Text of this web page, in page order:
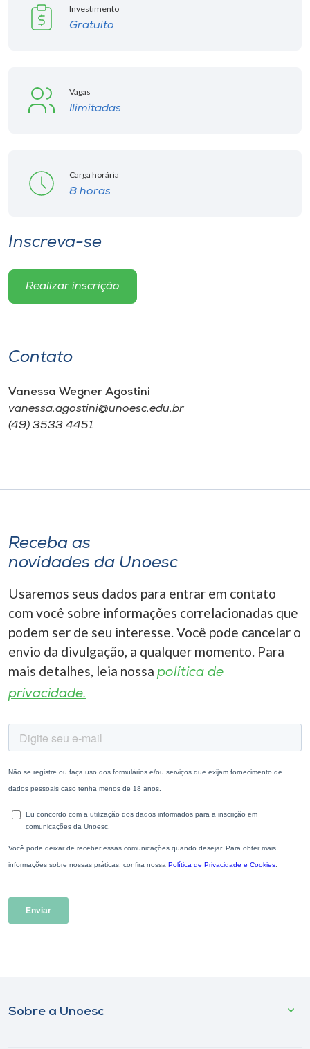
Investimento
Gratuito
Vagas
Ilimitadas
Carga horária
8 horas
Inscreva-se
Realizar inscrição
Contato
Vanessa Wegner Agostini
​vanessa.agostini@unoesc.edu.br
(49) 3533 4451
Receba as
novidades da Unoesc
Usaremos seus dados para entrar em contato
com você sobre informações correlacionadas que
podem ser de seu interesse. Você pode cancelar o
envio da divulgação, a qualquer momento. Para
mais detalhes, leia nossa política de
privacidade.
Sobre a Unoesc